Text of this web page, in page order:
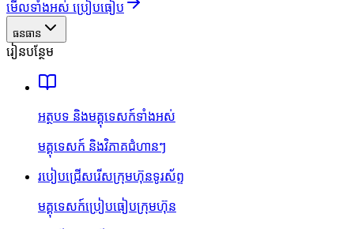
មើលទាំងអស់ ប្រៀបធៀប
ធនធាន
រៀនបន្ថែម
អត្ថបទ និងមគ្គុទេសក៍ទាំងអស់
មគ្គុទេសក៍ និងវិភាគជំហានៗ
របៀបជ្រើសរើសក្រុមហ៊ុនទូរស័ព្ទ
មគ្គុទេសក៍ប្រៀបធៀបក្រុមហ៊ុន